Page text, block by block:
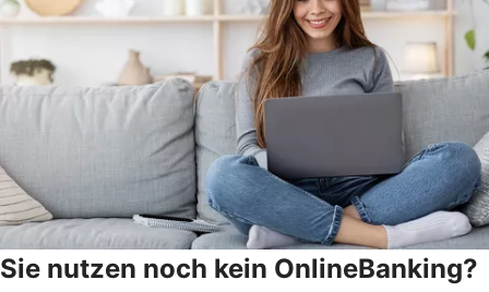
Sie nutzen noch kein OnlineBanking?